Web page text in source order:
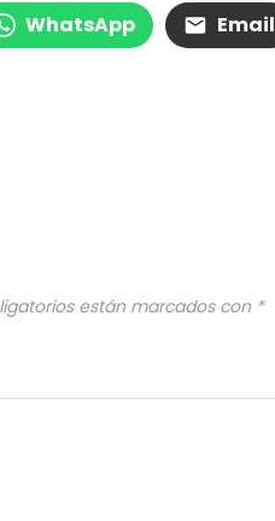
WhatsApp Email
están marcados con *